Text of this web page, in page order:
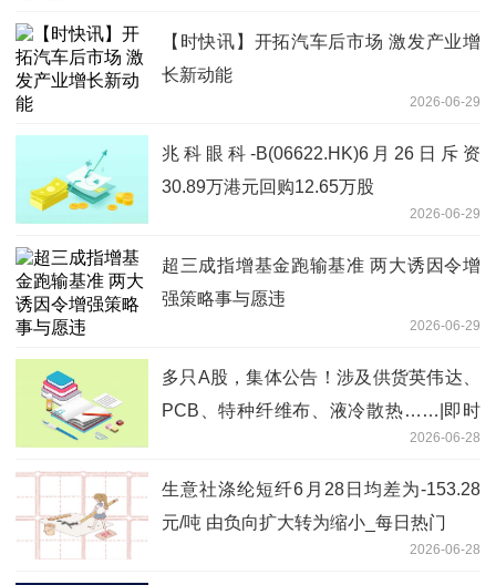
【时快讯】开拓汽车后市场 激发产业增
长新动能
2026-06-29
兆科眼科-B(06622.HK)6月26日斥资
30.89万港元回购12.65万股
2026-06-29
超三成指增基金跑输基准 两大诱因令增
强策略事与愿违
2026-06-29
多只A股，集体公告！涉及供货英伟达、
PCB、特种纤维布、液冷散热……|即时
2026-06-28
生意社涤纶短纤6月28日均差为-153.28
元/吨 由负向扩大转为缩小_每日热门
2026-06-28